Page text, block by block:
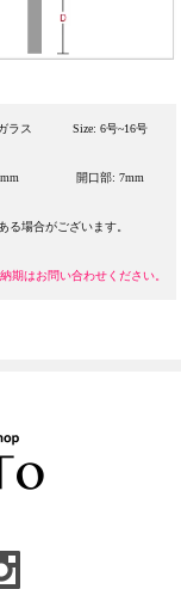
ラス Size: 6号~16号
開口部: 7mm
場合がございます。
期はお問い合わせください。